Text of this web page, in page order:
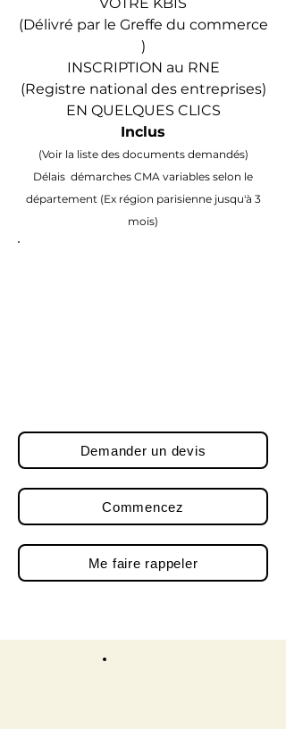
(Délivré par le Greffe du commerce
)
INSCRIPTION au RNE
(Registre national des entreprises)
EN QUELQUES CLICS
Inclus
(Voir la liste des documents demandés)
Délais démarches CMA variables selon le
département (Ex région parisienne jusqu'à 3
mois)
Demander un devis
Commencez
Me faire rappeler